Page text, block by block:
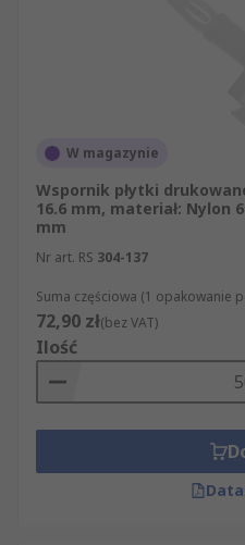
W magazynie
Wspornik płytki
16.6 mm, materiał: Nylon
mm
Nr art. RS 304-137
Suma częściowa (1 opakowanie
72,90 zł(bez VAT)
Ilość